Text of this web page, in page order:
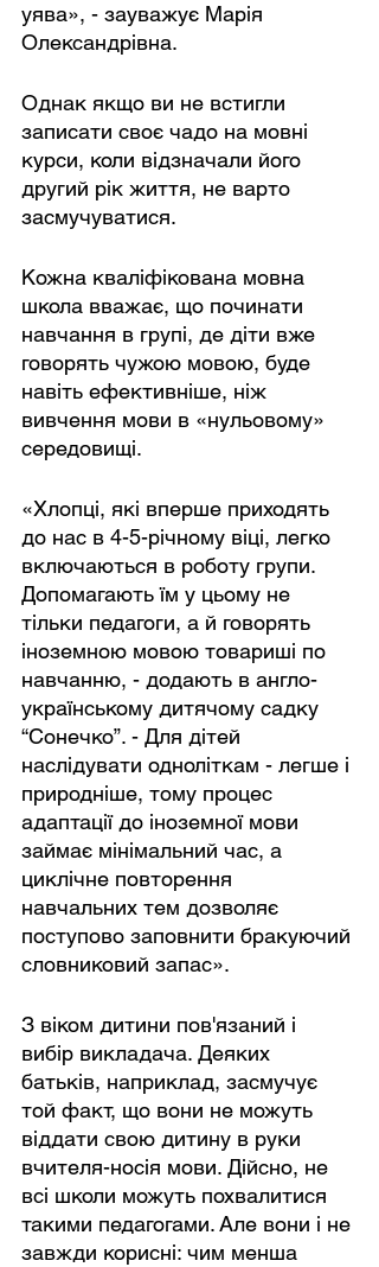
уява», - зауважує Марія
Олександрівна.
Однак якщо ви не встигли
записати своє чадо на мовні
курси, коли відзначали його
другий рік життя, не варто
засмучуватися.
Кожна кваліфікована мовна
школа вважає, що починати
навчання в групі, де діти вже
говорять чужою мовою, буде
навіть ефективніше, ніж
вивчення мови в «нульовому»
середовищі.
«Хлопці, які вперше приходять
до нас в 4-5-річному віці, легко
включаються в роботу групи.
Допомагають їм у цьому не
тільки педагоги, а й говорять
іноземною мовою товариші по
навчанню, - додають в англо-
українському дитячому садку
“Cонечко”. - Для дітей
наслідувати одноліткам - легше і
природніше, тому процес
адаптації до іноземної мови
займає мінімальний час, а
циклічне повторення
навчальних тем дозволяє
поступово заповнити бракуючий
словниковий запас».
З віком дитини пов'язаний і
вибір викладача. Деяких
батьків, наприклад, засмучує
той факт, що вони не можуть
віддати свою дитину в руки
вчителя-носія мови. Дійсно, не
всі школи можуть похвалитися
такими педагогами. Але вони і не
завжди корисні: чим менша